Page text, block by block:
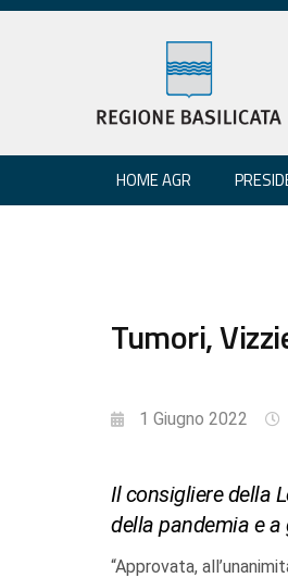
HOME AGR
Tumori,
1 Giugno 2022
Il consigliere della
della pandemia e a
“Approvata,